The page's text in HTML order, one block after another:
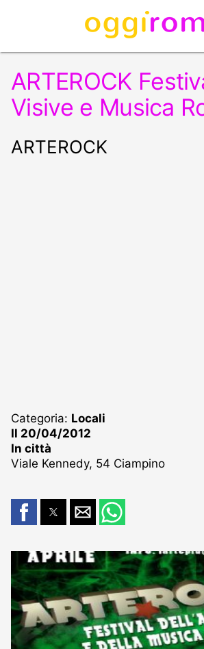
ARTEROCK
Visive e Musica
ARTEROCK
Categoria: Locali
Il 20/04/2012
In città
Viale Kennedy, 54 Ciampino